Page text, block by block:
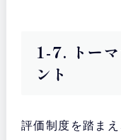
1-7. トー
ント
評価制度を踏ま